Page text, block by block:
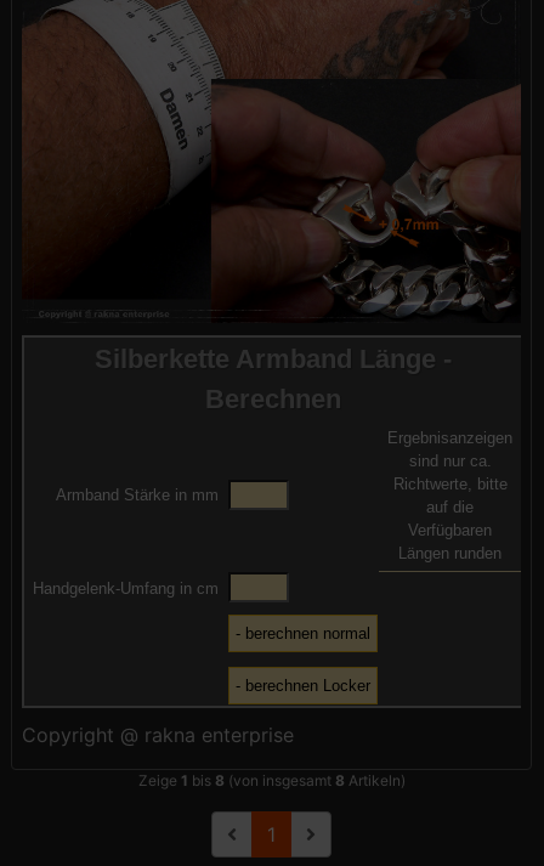
Silberkette Armband Länge -
Berechnen
Armband Stärke in mm
Ergebnisanzeigen
sind nur ca.
Richtwerte, bitte
auf die
Verfügbaren
Längen runden
Handgelenk-Umfang in cm
Copyright @ rakna enterprise
Zeige 1 bis 8 (von insgesamt 8 Artikeln)
1